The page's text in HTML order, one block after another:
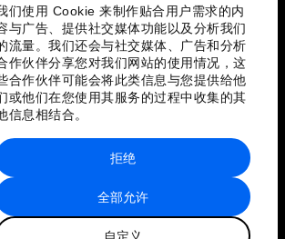
们使用 Cookie 来制作贴合用户需求的内
与广告、提供社交媒体功能以及分析我们
流量。我们还会与社交媒体、广告和分析
作伙伴分享您对我们网站的使用情况，这
合作伙伴可能会将此类信息与您提供给他
或他们在您使用其服务的过程中收集的其
信息相结合。
全部允许
自定义
拒绝
語
站点地图